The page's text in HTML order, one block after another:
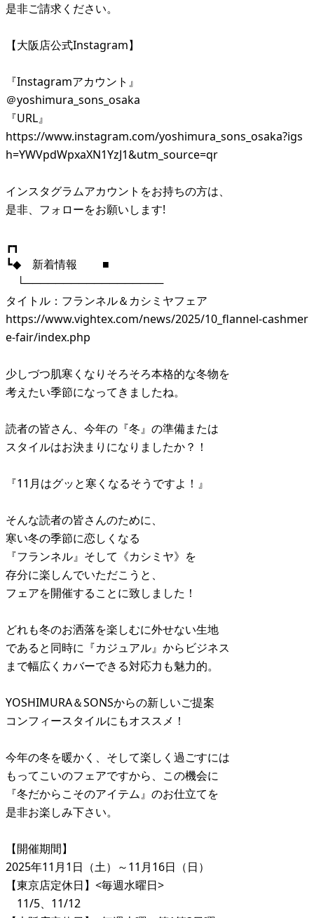
是非ご請求ください。
【大阪店公式Instagram】
『Instagramアカウント』
＠yoshimura_sons_osaka
『URL』
https://www.instagram.com/yoshimura_sons_osaka?igs
h=YWVpdWpxaXN1YzJ1&utm_source=qr
インスタグラムアカウントをお持ちの方は、
是非、フォローをお願いします!
┏┓
┗◆ 新着情報 ■
└──────────────────
タイトル：フランネル＆カシミヤフェア
https://www.vightex.com/news/2025/10_flannel-cashmer
e-fair/index.php
少しづつ肌寒くなりそろそろ本格的な冬物を
考えたい季節になってきましたね。
読者の皆さん、今年の『冬』の準備または
スタイルはお決まりになりましたか？！
『11月はグッと寒くなるそうですよ！』
そんな読者の皆さんのために、
寒い冬の季節に恋しくなる
『フランネル』そして《カシミヤ》を
存分に楽しんでいただこうと、
フェアを開催することに致しました！
どれも冬のお洒落を楽しむに外せない生地
であると同時に『カジュアル』からビジネス
まで幅広くカバーできる対応力も魅力的。
YOSHIMURA＆SONSからの新しいご提案
コンフィースタイルにもオススメ！
今年の冬を暖かく、そして楽しく過ごすには
もってこいのフェアですから、この機会に
『冬だからこそのアイテム』のお仕立てを
是非お楽しみ下さい。
【開催期間】
2025年11月1日（土）～11月16日（日）
【東京店定休日】<毎週水曜日>
11/5、11/12